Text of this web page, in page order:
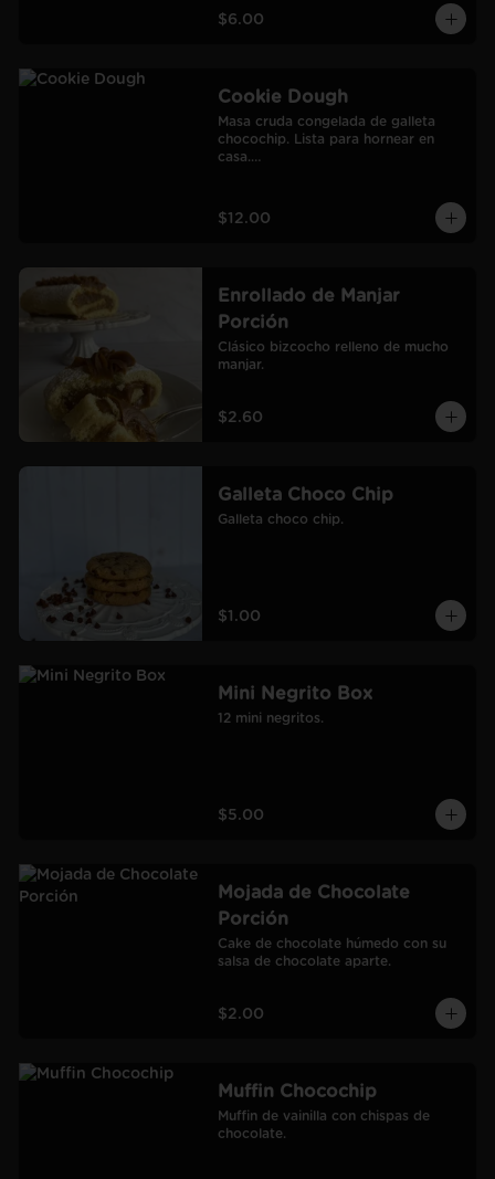
$6.00
Cookie Dough
Masa cruda congelada de galleta
chocochip. Lista para hornear en
casa.
60 galletas pequeñas.
$12.00
Enrollado de Manjar
Porción
Clásico bizcocho relleno de mucho
manjar.
$2.60
Galleta Choco Chip
Galleta choco chip.
$1.00
Mini Negrito Box
12 mini negritos.
$5.00
Mojada de Chocolate
Porción
Cake de chocolate húmedo con su
salsa de chocolate aparte.
$2.00
Muffin Chocochip
Muffin de vainilla con chispas de
chocolate.